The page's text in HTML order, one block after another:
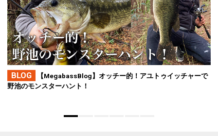
BLOG
【MegabassBlog】オッチー的！アユトゥイッチャーで
野池のモンスターハント！